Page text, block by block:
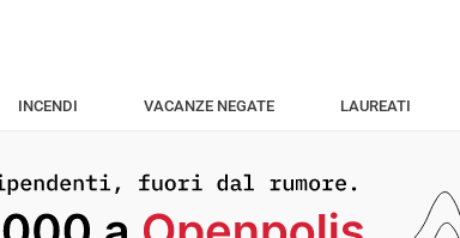
INCENDI VACANZE NEGATE LAUREATI